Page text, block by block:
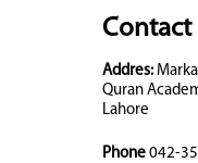
Contact
Addres:
Quran
Lahore
Phone 042-